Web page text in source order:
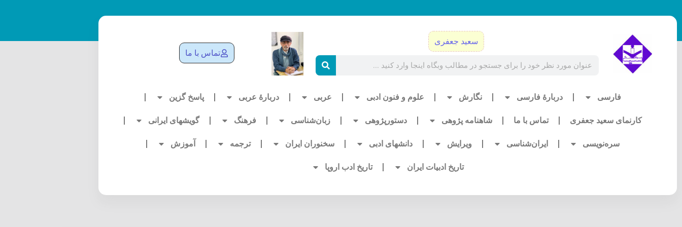
به
سعید جعفری
تماس با ما
فارسی دربارۀ فارسی نگارش علوم و فنون ادبی عربی دربارۀ عربی پاسخ گزین
کارنمای سعید جعفری تماس با ما شاهنامه پژوهی دستورپژوهی زبان‌شناسی فرهنگ گویشهای ایرانی
سره‌نویسی ایران‌شناسی ویرایش دانشهای ادبی سخنوران ایران ترجمه آموزش
تاریخ ادبیات ایران تاریخ ادب اروپا